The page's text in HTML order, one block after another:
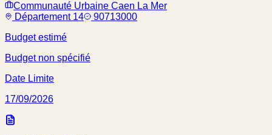
Communauté Urbaine Caen La Mer
Département 14
90713000
Budget estimé
Budget non spécifié
Date Limite
17/09/2026